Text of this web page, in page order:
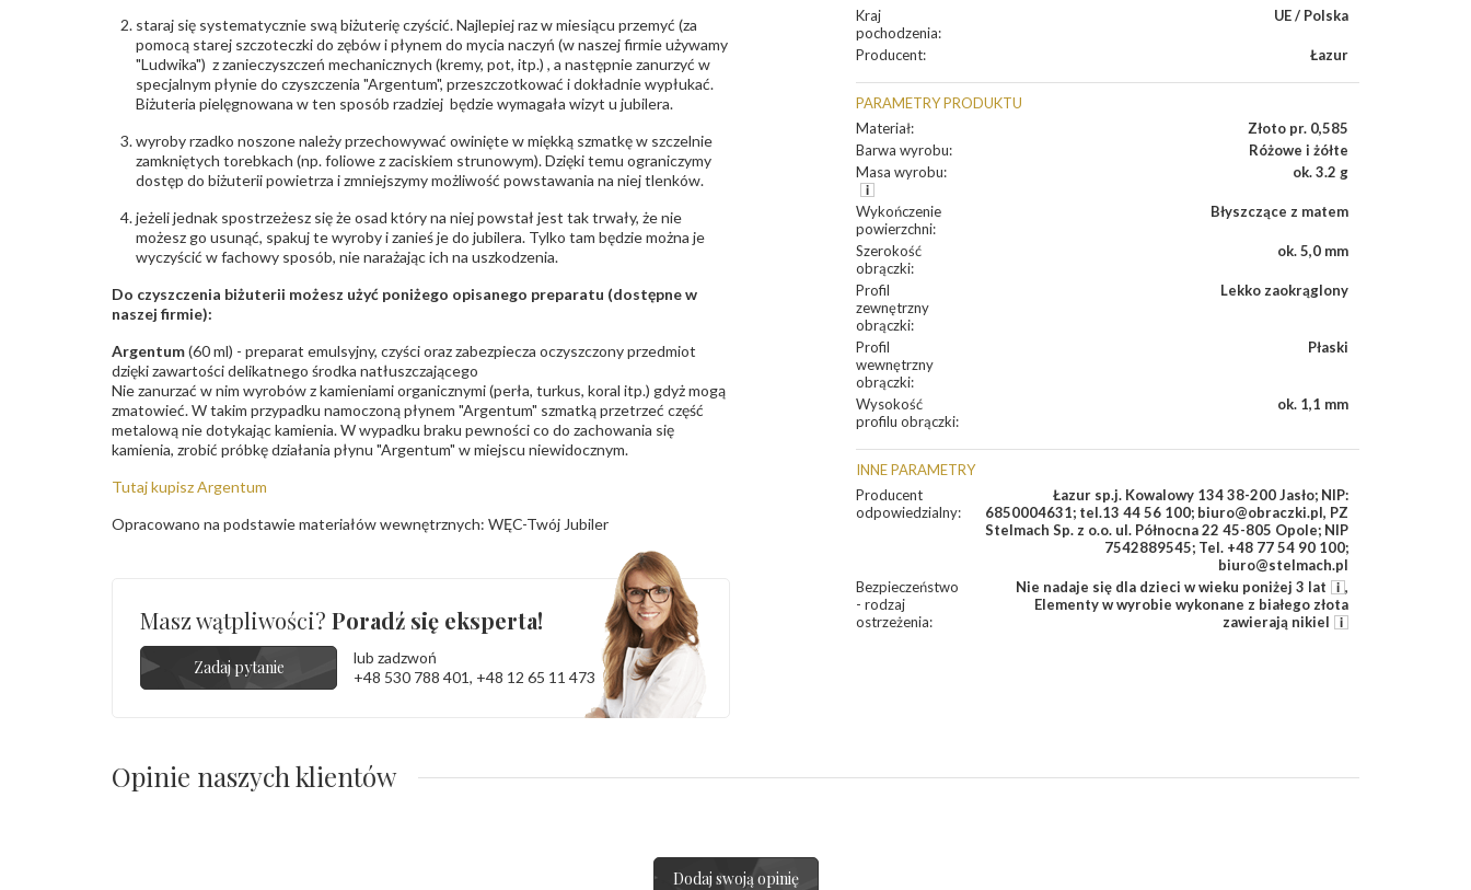
Kraj
pochodzenia:
UE / Polska
Producent: Łazur
PARAMETRY PRODUKTU
Materiał:
Złoto pr. 0,585
Barwa wyrobu:
Różowe i żółte
Masa wyrobu: ok. 3.2 g
Wykończenie
powierzchni:
Błyszczące z matem
Szerokość
obrączki:
ok. 5,0 mm
Profil
zewnętrzny
obrączki:
Lekko zaokrąglony
Profil
wewnętrzny
obrączki:
Płaski
Wysokość
profilu obrączki:
ok. 1,1 mm
INNE PARAMETRY
Producent
odpowiedzialny:
Łazur sp.j. Kowalowy 134 38-200 Jasło; NIP:
6850004631; tel.13 44 56 100; biuro@obraczki.pl, PZ
Stelmach Sp. z o.o. ul. Północna 22 45-805 Opole; NIP
7542889545; Tel. +48 77 54 90 100;
biuro@stelmach.pl
Bezpieczeństwo
- rodzaj
ostrzeżenia:
Nie nadaje się dla dzieci w wieku poniżej 3 lat
,
Elementy w wyrobie wykonane z białego złota
zawierają nikiel
staraj się systematycznie swą biżuterię czyścić. Najlepiej raz w miesiącu przemyć (za
pomocą starej szczoteczki do zębów i płynem do mycia naczyń (w naszej firmie używamy
"Ludwika") z zanieczyszczeń mechanicznych (kremy, pot, itp.) , a następnie zanurzyć w
specjalnym płynie do czyszczenia "Argentum", przeszczotkować i dokładnie wypłukać.
Biżuteria pielęgnowana w ten sposób rzadziej będzie wymagała wizyt u jubilera.
wyroby rzadko noszone należy przechowywać owinięte w miękką szmatkę w szczelnie
zamkniętych torebkach (np. foliowe z zaciskiem strunowym). Dzięki temu ograniczymy
dostęp do biżuterii powietrza i zmniejszymy możliwość powstawania na niej tlenków.
jeżeli jednak spostrzeżesz się że osad który na niej powstał jest tak trwały, że nie
możesz go usunąć, spakuj te wyroby i zanieś je do jubilera. Tylko tam będzie można je
wyczyścić w fachowy sposób, nie narażając ich na uszkodzenia.
Do czyszczenia biżuterii możesz użyć poniżego opisanego preparatu (dostępne w
naszej firmie):
Argentum(60 ml) - preparat emulsyjny, czyści oraz zabezpiecza oczyszczony przedmiot
dzięki zawartości delikatnego środka natłuszczającego
Nie zanurzać w nim wyrobów z kamieniami organicznymi (perła, turkus, koral itp.) gdyż mogą
zmatowieć. W takim przypadku namoczoną płynem "Argentum" szmatką przetrzeć część
metalową nie dotykając kamienia. W wypadku braku pewności co do zachowania się
kamienia, zrobić próbkę działania płynu "Argentum" w miejscu niewidocznym.
Tutaj kupisz Argentum
Opracowano na podstawie materiałów wewnętrznych: WĘC-Twój Jubiler
Masz wątpliwości? Poradź się eksperta!
Zadaj pytanie
lub zadzwoń
+48 530 788 401, +48 12 65 11 473
Opinie naszych klientów
Dodaj swoją opinię